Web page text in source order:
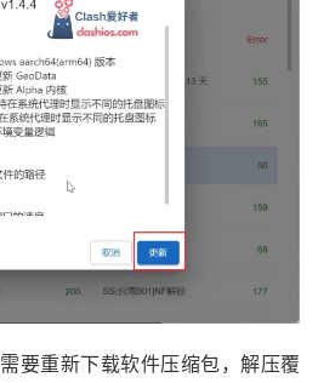
要重新下载软件压缩包，解压覆